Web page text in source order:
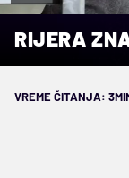
RIJERA
VREME ČITANJA: